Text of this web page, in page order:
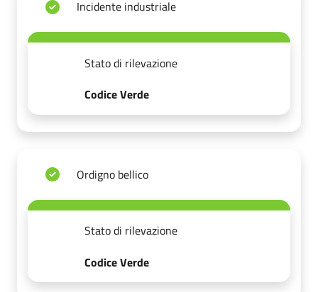
Incidente industriale
Stato di rilevazione
Codice Verde
Ordigno bellico
Stato di rilevazione
Codice Verde